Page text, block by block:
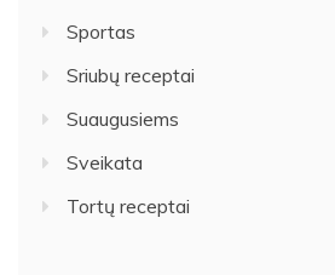
Sportas
Sriubų receptai
Suaugusiems
Sveikata
Tortų receptai